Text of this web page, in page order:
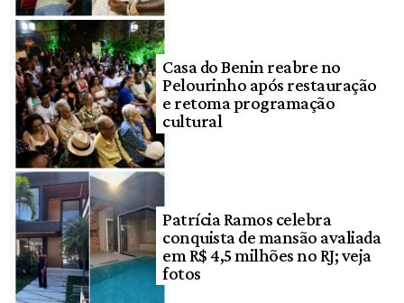
Casa do Benin reabre no
Pelourinho após restauração
e retoma programação
cultural
Patrícia Ramos celebra
conquista de mansão avaliada
em R$ 4,5 milhões no RJ; veja
fotos